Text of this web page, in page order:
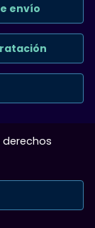
envío
derechos